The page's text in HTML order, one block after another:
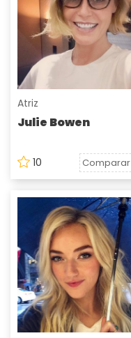
Atriz
Julie Bowen
10 Comparar